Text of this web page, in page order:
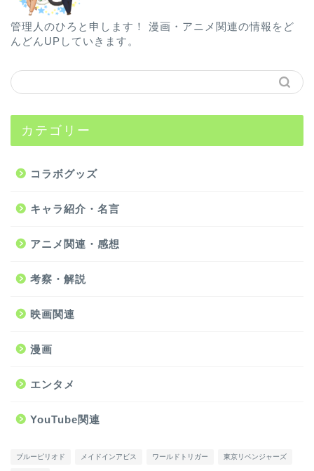
管理人のひろと申します！ 漫画・アニメ関連の情報をど
んどんUPしていきます。
カテゴリー
コラボグッズ
キャラ紹介・名言
アニメ関連・感想
考察・解説
映画関連
漫画
エンタメ
YouTube関連
ブルーピリオド メイドインアビス ワールドトリガー 東京リベンジャーズ